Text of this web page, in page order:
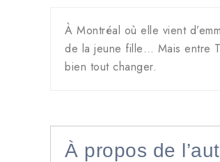
À Montréal où elle vient
de la jeune fille… Mais entre
bien tout changer.
À propos de